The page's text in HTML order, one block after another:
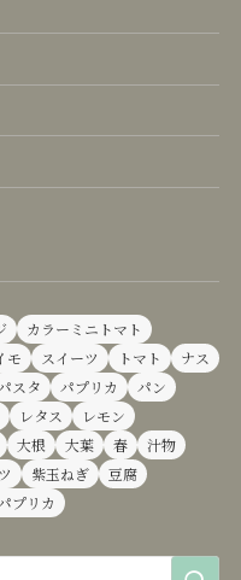
カラーミニトマト
モ スイーツ トマト
ナス
スタ パプリカ
パン
レタス
レモン
大根 大葉 春
汁物
紫玉ねぎ
豆腐
プリカ